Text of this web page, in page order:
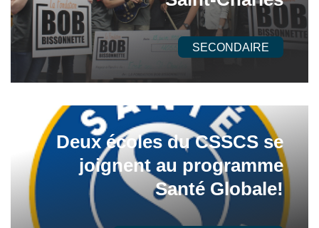
SECONDAIRE
Deux écoles du CSSCS se
joignent au programme
Santé Globale!